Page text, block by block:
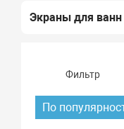
Экраны для ванн
Фильтр
По